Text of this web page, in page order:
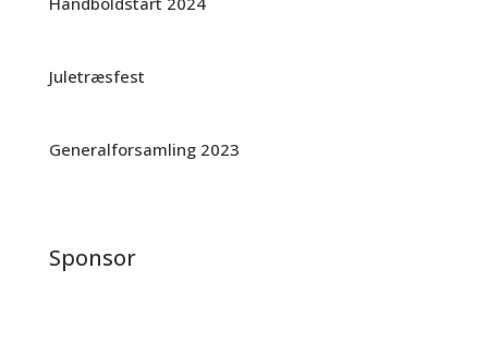
Juletræsfest
Generalforsamling 2023
Sponsor